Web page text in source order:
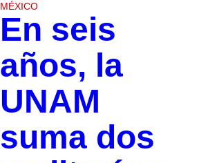
MÉXICO
En seis
años, la
UNAM
suma dos